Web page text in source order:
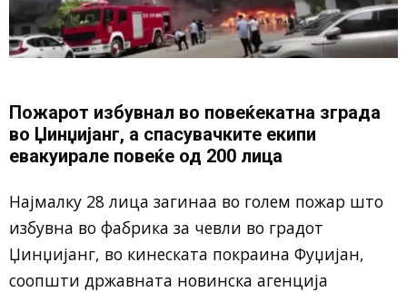
Пожарот избувнал во повеќекатна зграда
во Џинџијанг, а спасувачките екипи
евакуирале повеќе од 200 лица
Најмалку 28 лица загинаа во голем пожар што
избувна во фабрика за чевли во градот
Џинџијанг, во кинеската покраина Фуџијан,
соопшти државната новинска агенција